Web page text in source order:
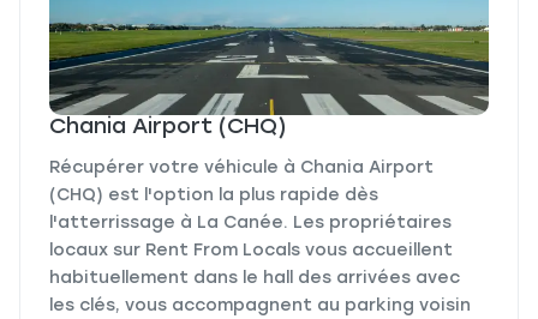
Chania Airport (CHQ)
Récupérer votre véhicule à Chania Airport
(CHQ) est l'option la plus rapide dès
l'atterrissage à La Canée. Les propriétaires
locaux sur Rent From Locals vous accueillent
habituellement dans le hall des arrivées avec
les clés, vous accompagnent au parking voisin